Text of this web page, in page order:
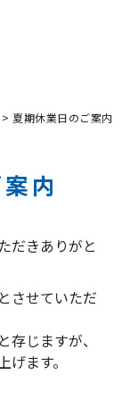
>夏期休業日のご案内
内
だきありがと
させていただ
じますが、
ます。